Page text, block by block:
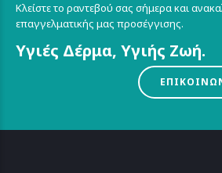
Κλείστε το ραντεβού σας σήμερα και
επαγγελματικής μας προσέγγισης.
Υγιές Δέρμα, Υγιής Ζωή.